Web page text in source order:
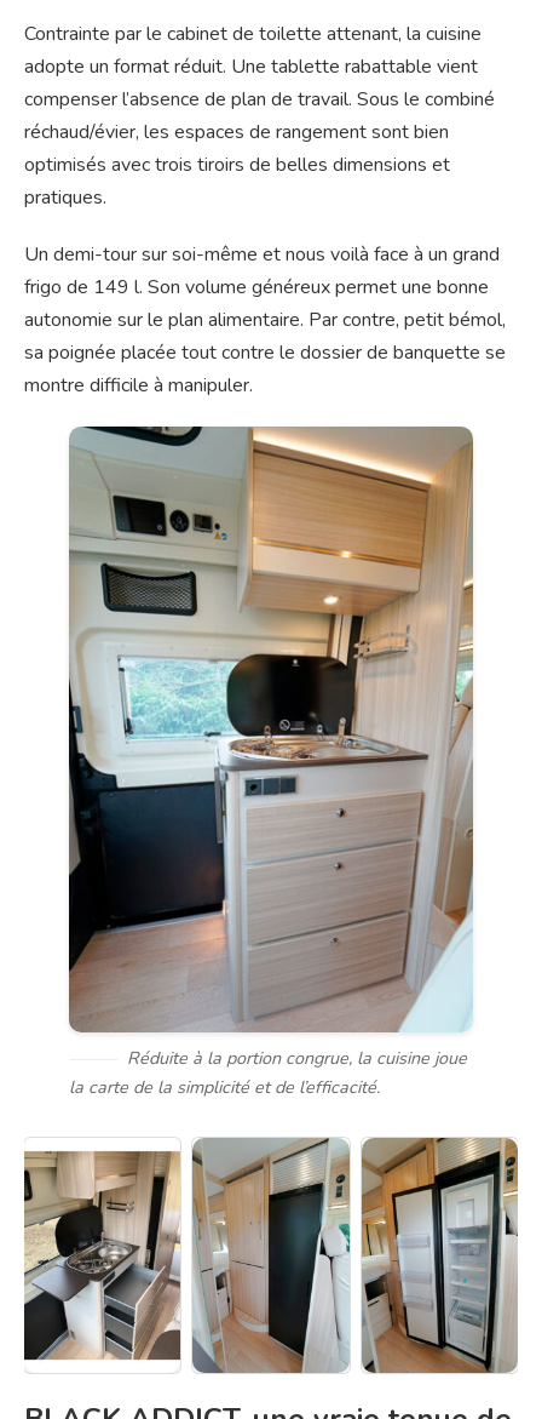
Contrainte par le cabinet de toilette attenant, la cuisine
adopte un format réduit. Une tablette rabattable vient
compenser l’absence de plan de travail. Sous le combiné
réchaud/évier, les espaces de rangement sont bien
optimisés avec trois tiroirs de belles dimensions et
pratiques.
Un demi-tour sur soi-même et nous voilà face à un grand
frigo de 149 l. Son volume généreux permet une bonne
autonomie sur le plan alimentaire. Par contre, petit bémol,
sa poignée placée tout contre le dossier de banquette se
montre difficile à manipuler.
Réduite à la portion congrue, la cuisine joue
la carte de la simplicité et de l’efficacité.